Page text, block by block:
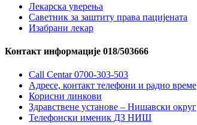
Лекарска уверења
Саветник за заштиту права пацијената
Изабрани лекар
Контакт информације 018/503666
Call Centar 0700-303-503
Адресe, контакт телефони и радно време
Корисни линкови
Здравствене установе – Нишавски округ
Телефонски именик ДЗ НИШ